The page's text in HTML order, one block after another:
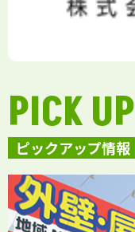
ピックアップ情報
PICK UP